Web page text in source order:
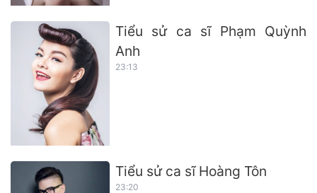
Tiểu sử ca sĩ Phạm Quỳnh
Anh
23:13
Tiểu sử ca sĩ Hoàng Tôn
23:20